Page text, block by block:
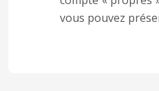
vous pouvez